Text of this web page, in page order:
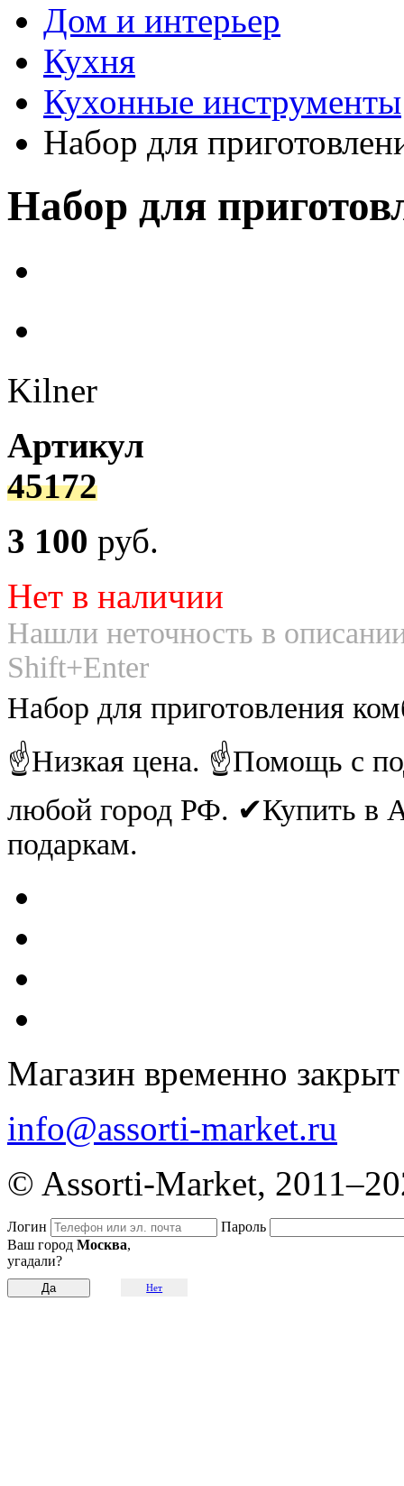
Дом и интерьер
Кухня
Кухонные инструменты
Набор для
Набор для
Kilner
Артикул
45172
3 100 руб.
Нет в наличии
Нашли неточность в
Shift+Enter
Набор для приготовления
☝Низкая цена. ☝Помощь с
любой город РФ. ✔Купить
подаркам.
Магазин временно закрыт
info@assorti-market.ru
© Assorti-Market,
Логин
Пароль
Ваш город Москва,
угадали?
Нет